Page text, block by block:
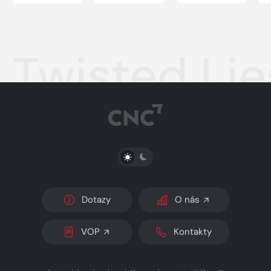
Twisted
PŘEPNOUT SVĚTLÝ/TMAVÝ REŽIM
Dotazy O nás
VOP Kontakty